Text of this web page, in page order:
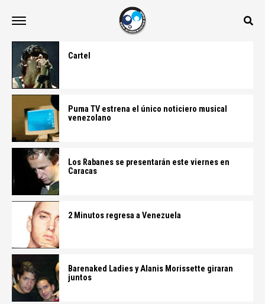
Cartel
Puma TV estrena el único noticiero musical
venezolano
Los Rabanes se presentarán este viernes en
Caracas
2 Minutos regresa a Venezuela
Barenaked Ladies y Alanis Morissette giraran
juntos